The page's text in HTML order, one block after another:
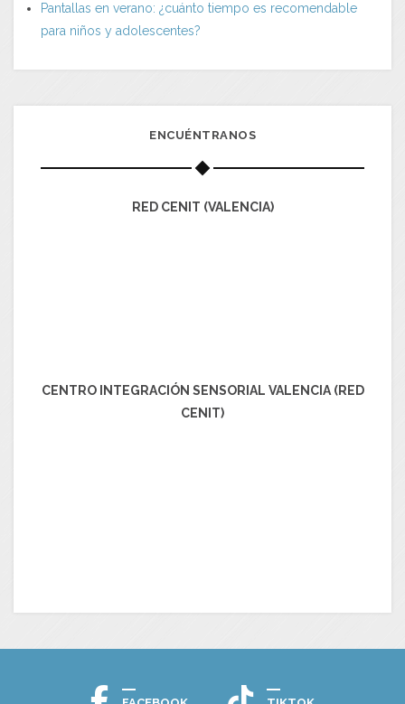
Pantallas en verano: ¿cuánto tiempo es recomendable
para niños y adolescentes?
ENCUÉNTRANOS
RED CENIT (VALENCIA)
CENTRO INTEGRACIÓN SENSORIAL VALENCIA (RED
CENIT)